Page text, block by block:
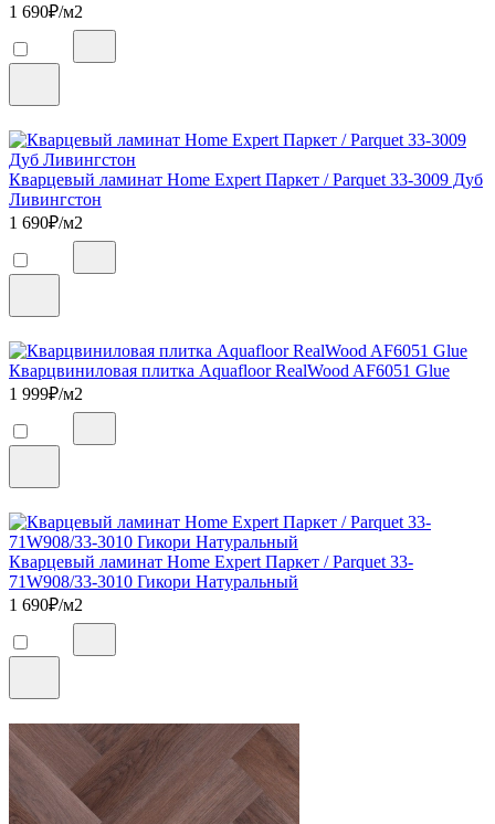
1 690₽/м2
Кварцевый ламинат Home Expert Паркет / Parquet 33-3009 Дуб
Ливингстон
1 690₽/м2
Кварцвиниловая плитка Aquafloor RealWood AF6051 Glue
1 999₽/м2
Кварцевый ламинат Home Expert Паркет / Parquet 33-
71W908/33-3010 Гикори Натуральный
1 690₽/м2